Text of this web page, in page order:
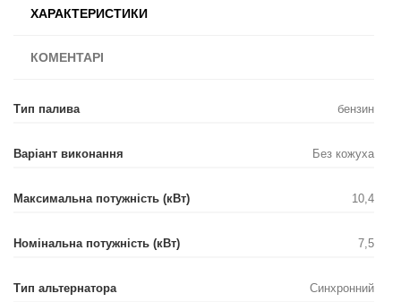
ХАРАКТЕРИСТИКИ
КОМЕНТАРІ
Тип палива бензин
Варіант виконання Без кожуха
Максимальна потужність (кВт) 10,4
Номінальна потужність (кВт) 7,5
Тип альтернатора Синхронний